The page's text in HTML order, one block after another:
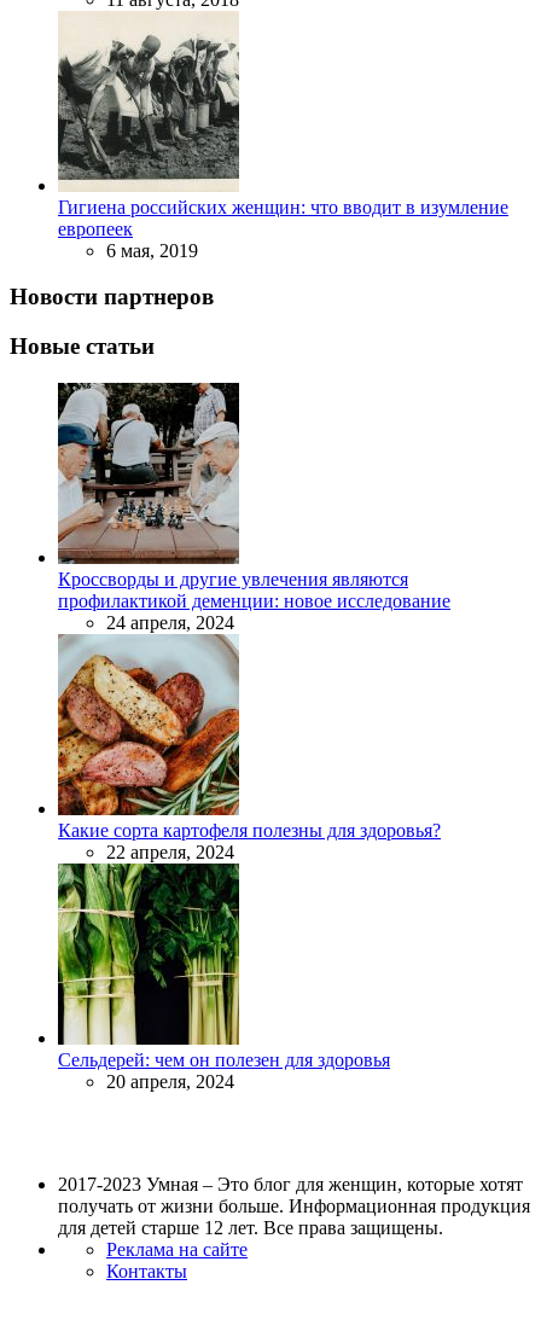
Гигиена российских женщин: что вводит в изумление
европеек
6 мая, 2019
Новости партнеров
Новые статьи
Кроссворды и другие увлечения являются
профилактикой деменции: новое исследование
24 апреля, 2024
Какие сорта картофеля полезны для здоровья?
22 апреля, 2024
Сельдерей: чем он полезен для здоровья
20 апреля, 2024
2017-2023 Умная – Это блог для женщин, которые хотят
получать от жизни больше. Информационная продукция
для детей старше 12 лет. Все права защищены.
Реклама на сайте
Контакты